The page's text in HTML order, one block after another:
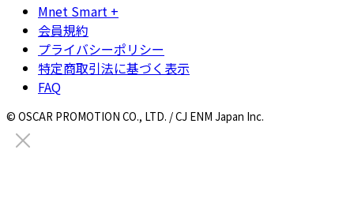
Mnet Smart +
会員規約
プライバシーポリシー
特定商取引法に基づく表示
FAQ
© OSCAR PROMOTION CO., LTD. / CJ ENM Japan Inc.